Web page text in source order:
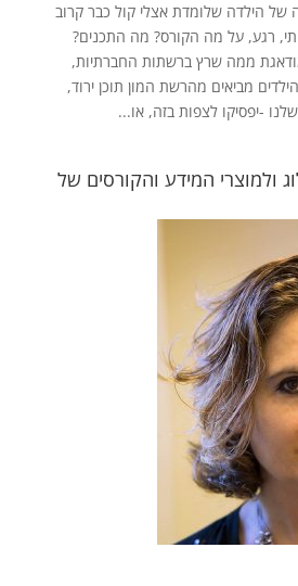
הילדה שלומדת אצלי קול כבר קרוב
רגע, על מה הקורס? מה התכנים?
ממה שרץ ברשתות החברתיות,
מביאים מהרשת המון תוכן ירוד,
-יפסיקו לצפות בזה, או...
ולמוצרי המידע והקורסים של